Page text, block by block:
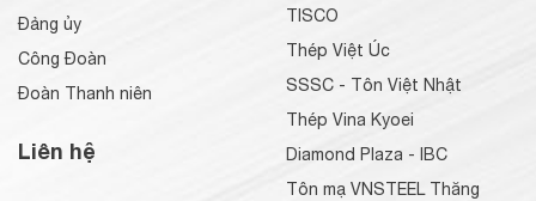
Đảng ủy
Công Đoàn
Đoàn Thanh niên
Liên hệ
TISCO
Thép Việt Úc
SSSC - Tôn Việt Nhật
Thép Vina Kyoei
Diamond Plaza - IBC
Tôn mạ VNSTEEL Thăng